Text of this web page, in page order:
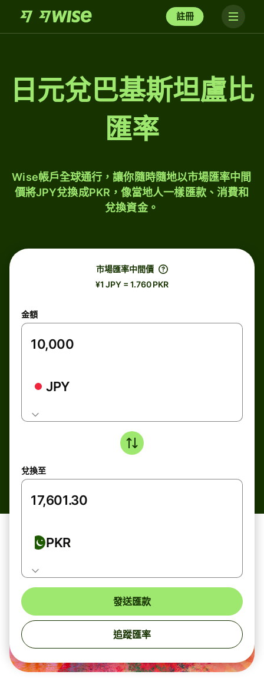
註冊
日元兌巴基斯坦盧比
匯率
Wise帳戶全球通行，讓你隨時隨地以市場匯率中間
價將JPY兌換成PKR，像當地人一樣匯款、消費和
兌換資金。
市場匯率中間價
¥1 JPY = 1.760 PKR
金額
JPY
兌換至
PKR
發送匯款
追蹤匯率